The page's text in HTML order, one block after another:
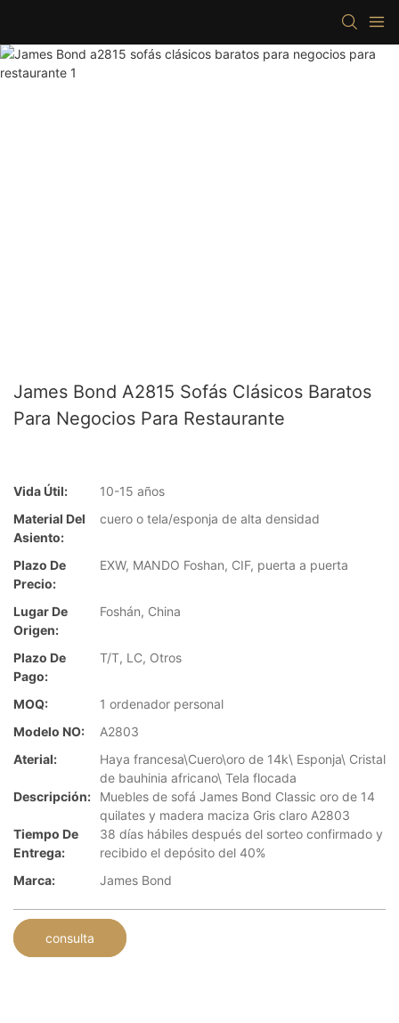
James Bond A2815 Sofás Clásicos Baratos
Para Negocios Para Restaurante
Vida Útil:
10-15 años
Material Del
Asiento:
cuero o tela/esponja de alta densidad
Plazo De
Precio:
EXW, MANDO Foshan, CIF, puerta a puerta
Lugar De
Origen:
Foshán, China
Plazo De
Pago:
T/T, LC, Otros
MOQ:
1 ordenador personal
Modelo NO:
A2803
Aterial:
Haya francesa\Cuero\oro de 14k\ Esponja\ Cristal
de bauhinia africano\ Tela flocada
Descripción:
Muebles de sofá James Bond Classic oro de 14
quilates y madera maciza Gris claro A2803
Tiempo De
Entrega:
38 días hábiles después del sorteo confirmado y
recibido el depósito del 40%
Marca:
James Bond
consulta